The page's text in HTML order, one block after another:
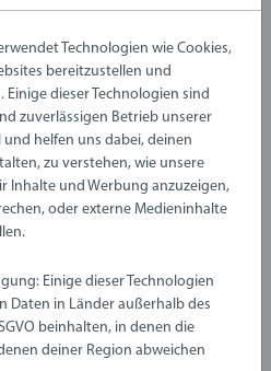
Bewertung
Technologien wie Cookies,
bereitzustellen und
dieser Technologien sind
zuverlässigen Betrieb unserer
helfen uns dabei, deinen
zu verstehen, wie unsere
Inhalte und Werbung anzuzeigen,
oder externe Medieninhalte
Einige dieser Technologien
Daten in Länder außerhalb des
beinhalten, in denen die
deiner Region abweichen